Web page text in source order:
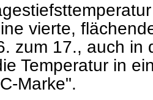
vierte,
zum 17., auch in
Temperatur in
Marke".